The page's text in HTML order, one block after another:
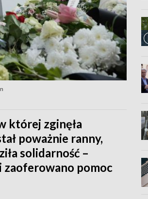
której zginęła
poważnie ranny,
solidarność –
zaoferowano pomoc